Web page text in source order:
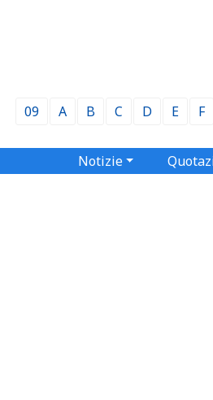
09 A B C D E F
Notizie